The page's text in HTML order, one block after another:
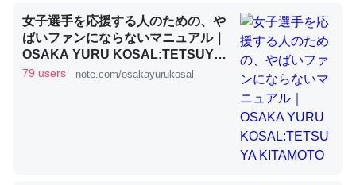
ウチもEchoを実家に置いて４年。でたまに覗いてる。ぼ
ちぼちRingも置こうかと画策中。あと、Googleマップで
位置情報を共有してる。電池残量や充電中かが分かるので
─たまにLINEするくらいだった遠方の父67歳と僕。ITツール導入で
コミュニケーションが劇的に変化した｜tayorini by LIFULL介護
女子選手を応援する人のための、や
ばいファンにならないマニュアル｜
OSAKA YURU KOSAL:TETSUYA
KITAMOTO
79 users note.com/osakayurukosal